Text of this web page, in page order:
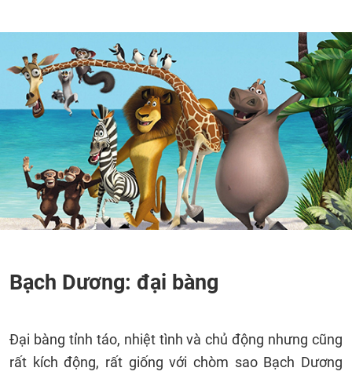
Bạch Dương: đại bàng
Đại bàng tỉnh táo, nhiệt tình và chủ động nhưng cũng
rất kích động, rất giống với chòm sao Bạch Dương